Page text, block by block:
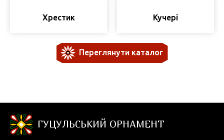
Хрестик Кучері
Переглянути каталог
ГУЦУЛЬСЬКИЙ ОРНАМЕНТ